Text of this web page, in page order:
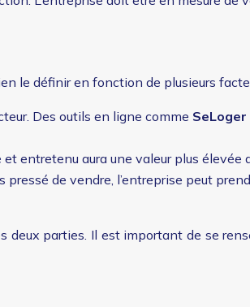
le définir en fonction de plusieurs
Des outils en ligne comme SeLoger
entretenu aura une valeur plus élevée
de vendre, l’entreprise peut
parties. Il est important de se